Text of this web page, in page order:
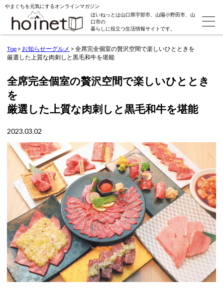
やまぐちを元気にするオンラインマガジン
ほいねっとは山口県宇部市、山陽小野田市、山
口市の
暮らしに役立つ生活情報サイトです。
Top > お知らせーグルメ > 全席完全個室の贅沢空間で楽しいひとときを
厳選した上質な肉刺しと黒毛和牛を堪能
全席完全個室の贅沢空間で楽しいひととき
を
厳選した上質な肉刺しと黒毛和牛を堪能
2023.03.02